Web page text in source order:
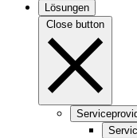
Lösungen
Close button